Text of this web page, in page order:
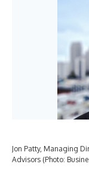
Jon Patty, Managing
Advisors (Photo: